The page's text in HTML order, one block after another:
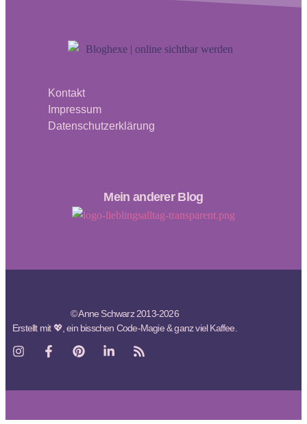
Kontakt
Impressum
Datenschutzerklärung
Mein anderer Blog
© Anne Schwarz 2013-2026
Erstellt mit 💖, ein bisschen Code-Magie & ganz viel Kaffee.